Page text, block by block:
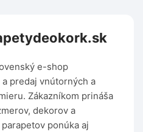
e-shop
predaj vnútorných a
Zákazníkom prináša
dekorov a
ponúka aj